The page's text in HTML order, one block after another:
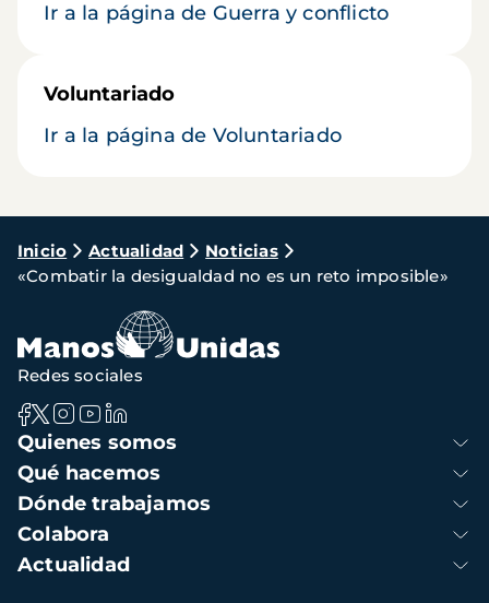
Ir a la página de Guerra y conflicto
Voluntariado
Ir a la página de Voluntariado
Ruta
de
navegación
Inicio Actualidad
Noticias
«Combatir la desigualdad no es un reto imposible»
Navegación
principal
Quienes somos
Qué hacemos
Dónde trabajamos
Colabora
Actualidad
Redes sociales